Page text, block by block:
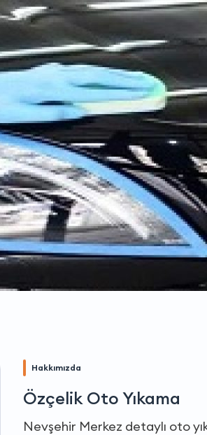
Hakkımızda
Özçelik Oto Yıkama
Nevşehir Merkez detaylı oto